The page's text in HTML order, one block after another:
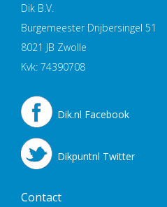
Dik B.V.
Burgemeester Drijbersingel 51
8021 JB Zwolle
Kvk: 74390708
Dik.nl Facebook
Dikpuntnl Twitter
Contact